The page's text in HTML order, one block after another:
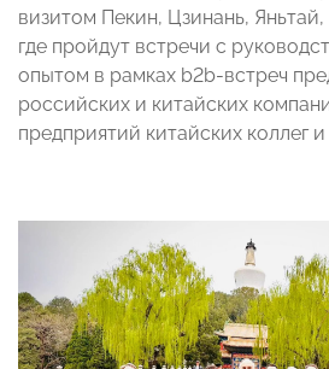
визитом Пекин, Цзинань,
где пройдут встречи с
опытом в рамках b2b-встреч
российских и китайских
предприятий китайских коллег